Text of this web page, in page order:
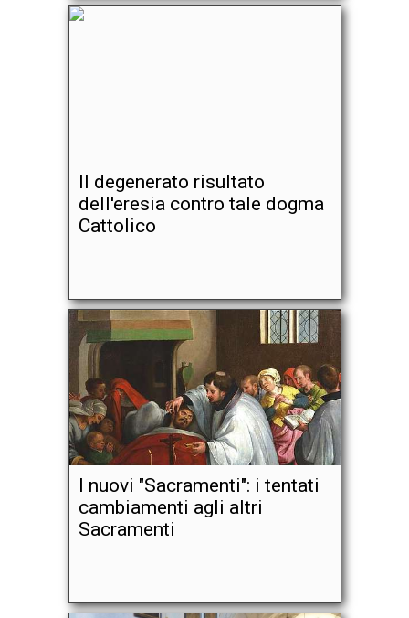
Il degenerato risultato
dell'eresia contro tale dogma
Cattolico
I nuovi "Sacramenti": i tentati
cambiamenti agli altri
Sacramenti